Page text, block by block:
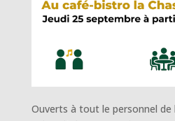
Ouverts à tout le personnel